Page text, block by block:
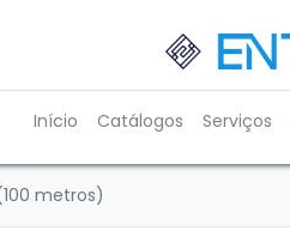
Início Catálogos Serviços
metros)